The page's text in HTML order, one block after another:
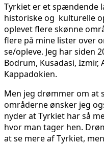
Tyrkiet er et spændende
historiske og kulturelle
oplevet flere skønne
flere på mine lister over
se/opleve. Jeg har siden
Bodrum, Kusadasi, Izmir,
Kappadokien.
Men jeg drømmer om at
områderne ønsker jeg
nyder at Tyrkiet har så
hvor man tager hen.
at se mere af Tyrkiet,